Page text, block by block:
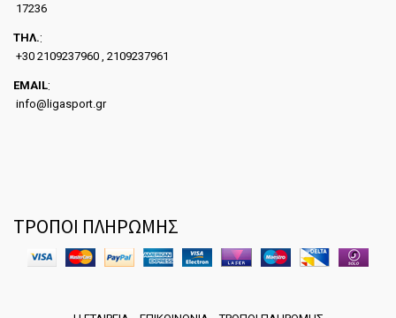
17236
ΤΗΛ.:
+30 2109237960 , 2109237961
EMAIL:
info@ligasport.gr
ΤΡΟΠΟΙ ΠΛΗΡΩΜΗΣ